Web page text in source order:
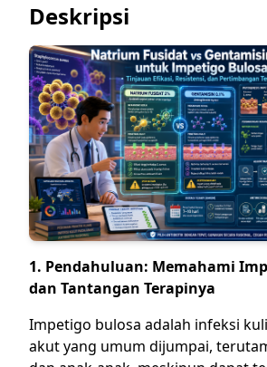
Deskripsi
1. Pendahuluan: Memahami
dan Tantangan Terapinya
Impetigo bulosa adalah infeksi
akut yang umum dijumpai,